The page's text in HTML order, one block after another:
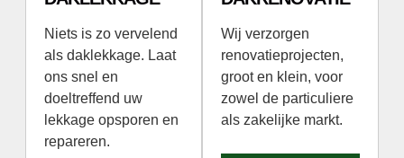
Niets is zo vervelend
als daklekkage. Laat
ons snel en
doeltreffend uw
lekkage opsporen en
repareren.
Wij verzorgen
renovatieprojecten,
groot en klein, voor
zowel de particuliere
als zakelijke markt.